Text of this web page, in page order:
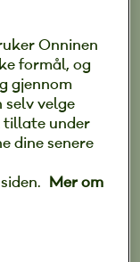
av gamle
jobber
Onninen
formål, og
gjennom
velge
tillate under
dine senere
Mer om